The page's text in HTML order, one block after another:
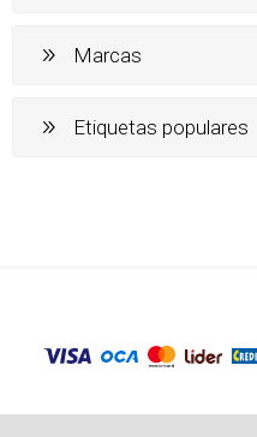
Marcas
Etiquetas populares